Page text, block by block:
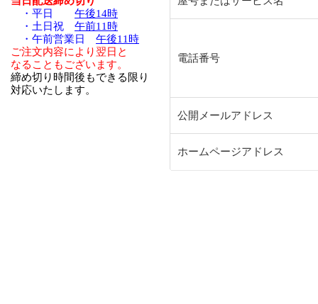
・平日 午後14時
・土日祝 午前11時
・午前営業日 午後11時
ご注文内容により翌日と
なることもございます。
締め切り時間後もできる限り
対応いたします。
電話番号
公開メールアドレス
ホームページアドレス